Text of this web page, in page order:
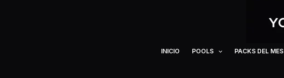
INICIO POOLS PACKS DEL MES